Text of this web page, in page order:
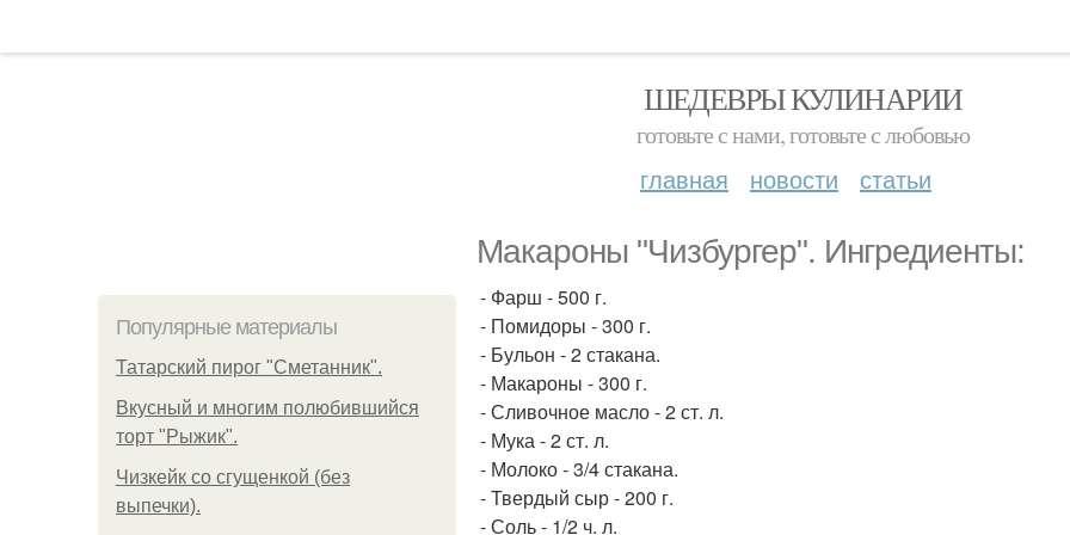
ШЕДЕВРЫ КУЛИНАРИИ
готовьте с нами, готовьте с любовью
главная новости статьи
Макароны "Чизбургер". Ингредиенты:
Популярные материалы
Татарский пирог "Сметанник".
Вкусный и многим полюбившийся
торт "Рыжик".
Чизкейк со сгущенкой (без
выпечки).
- Фарш - 500 г.
- Помидоры - 300 г.
- Бульон - 2 стакана.
- Макароны - 300 г.
- Сливочное масло - 2 ст. л.
- Мука - 2 ст. л.
- Молоко - 3/4 стакана.
- Твердый сыр - 200 г.
- Соль - 1/2 ч. л.